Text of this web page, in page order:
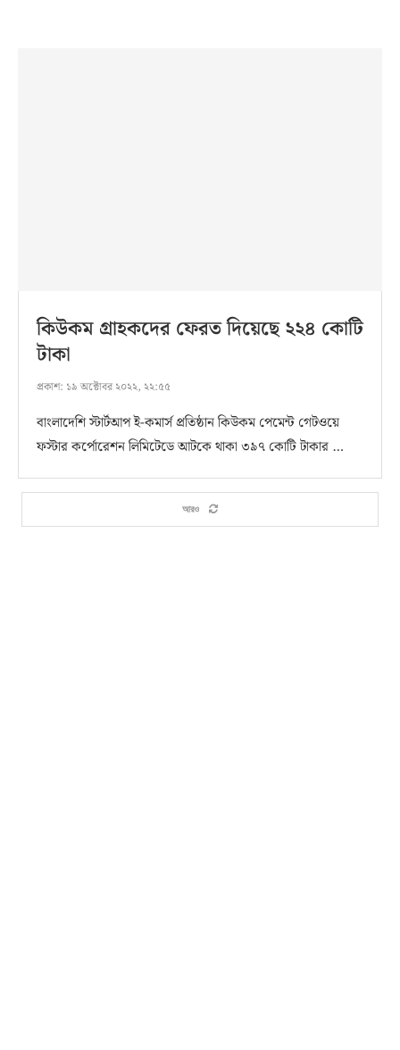
কিউকম গ্রাহকদের ফেরত দিয়েছে ২২৪ কোটি
টাকা
প্রকাশ: ১৯ অক্টোবর ২০২২, ২২:৫৫
বাংলাদেশি স্টার্টআপ ই-কমার্স প্রতিষ্ঠান কিউকম পেমেন্ট গেটওয়ে
ফস্টার কর্পোরেশন লিমিটেডে আটকে থাকা ৩৯৭ কোটি টাকার …
আরও